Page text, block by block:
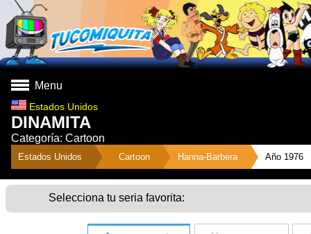
Menu
Estados Unidos
DINAMITA
Categoría: Cartoon
Estados Unidos Cartoon Hanna-Barbera Año 1976
Selecciona tu seria favorita: